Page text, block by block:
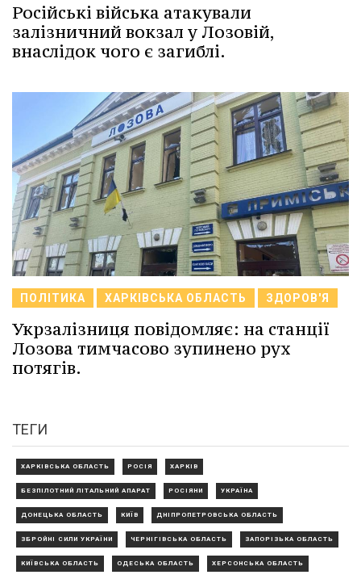
Російські війська атакували
залізничний вокзал у Лозовій,
внаслідок чого є загиблі.
ПОЛІТИКА ХАРКІВСЬКА ОБЛАСТЬ ЗДОРОВ'Я
Укрзалізниця повідомляє: на станції
Лозова тимчасово зупинено рух
потягів.
ТЕГИ
ХАРКІВСЬКА ОБЛАСТЬ РОСІЯ ХАРКІВ
БЕЗПІЛОТНИЙ ЛІТАЛЬНИЙ АПАРАТ РОСІЯНИ УКРАЇНА
ДОНЕЦЬКА ОБЛАСТЬ КИЇВ ДНІПРОПЕТРОВСЬКА ОБЛАСТЬ
ЗБРОЙНІ СИЛИ УКРАЇНИ ЧЕРНІГІВСЬКА ОБЛАСТЬ ЗАПОРІЗЬКА ОБЛАСТЬ
КИЇВСЬКА ОБЛАСТЬ ОДЕСЬКА ОБЛАСТЬ ХЕРСОНСЬКА ОБЛАСТЬ